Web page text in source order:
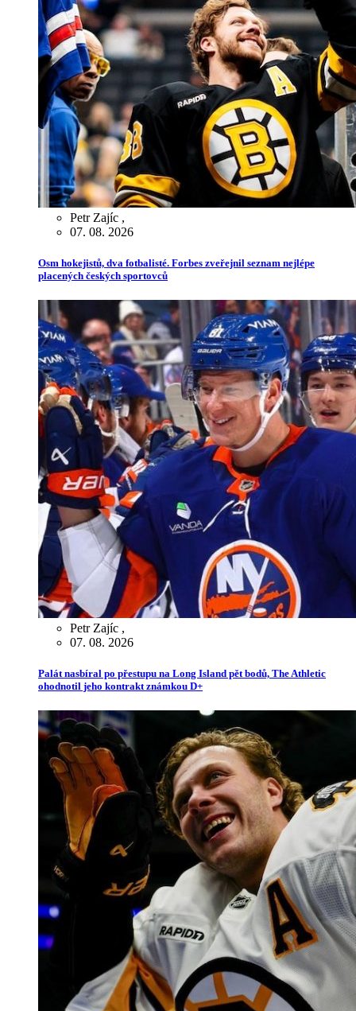
Petr Zajíc ,
07. 08. 2026
Osm hokejistů, dva fotbalisté. Forbes zveřejnil seznam nejlépe
placených českých sportovců
Petr Zajíc ,
07. 08. 2026
Palát nasbíral po přestupu na Long Island pět bodů, The Athletic
ohodnotil jeho kontrakt známkou D+